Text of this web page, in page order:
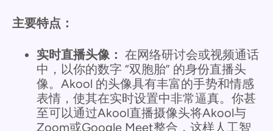
主要特点：
实时直播头像： 在网络研讨会或视频通话
中，以你的数字 “双胞胎” 的身份直播头
像。Akool 的头像具有丰富的手势和情感
表情，使其在实时设置中非常逼真。你甚
至可以通过Akool直播摄像头将Akool与
Zoom或Google Meet整合，这样人工智